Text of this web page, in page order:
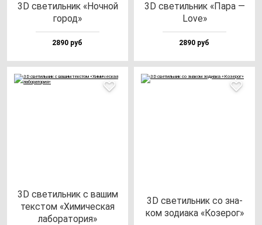
3D све­тиль­ник «Ноч­ной
го­род»
2890 руб
3D све­тиль­ник «Пара —
Love»
2890 руб
3D све­тиль­ник с ва­шим
тек­стом «Хими­чес­кая
ла­бо­ра­то­рия»
3D све­тиль­ник со зна­
ком зо­ди­ака «Козе­рог»